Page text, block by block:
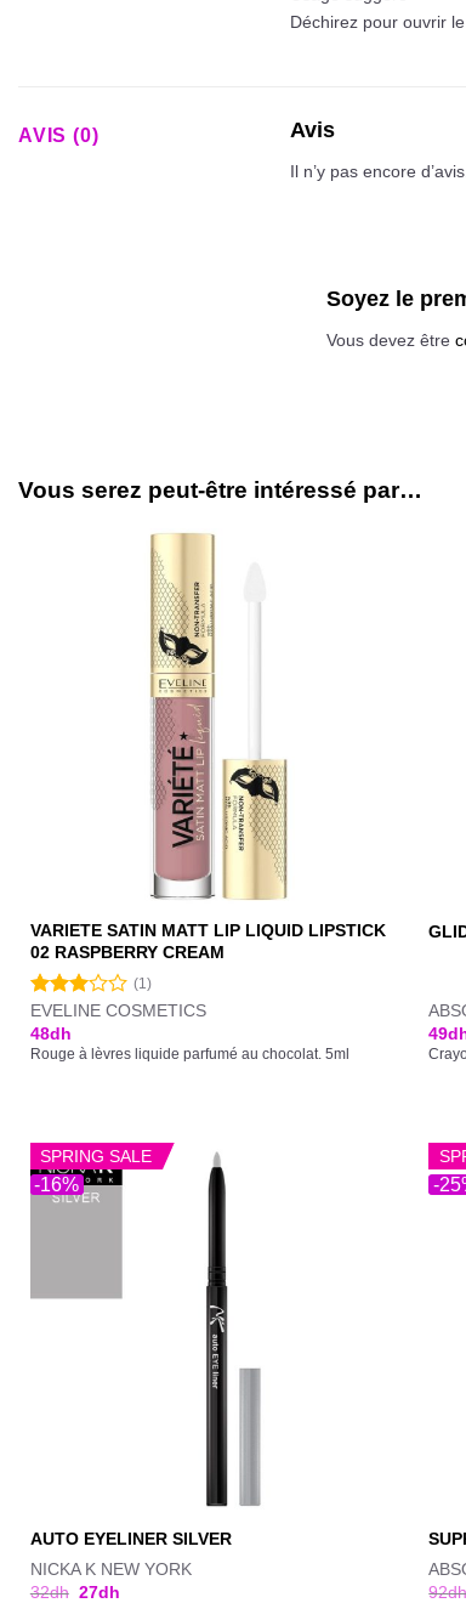
Déchirez pour ouvrir
AVIS (0) Avis
Il n’y pas encore
Soyez le
Vous devez être
Vous serez peut-être intéressé par…
VARIETE SATIN MATT LIP LIQUID LIPSTICK
02 RASPBERRY CREAM
Note
3.00
sur 5
(1)
EVELINE COSMETICS
48dh
Rouge à lèvres liquide parfumé au chocolat. 5ml
49
-16%
SPRING SALE
AUTO EYELINER SILVER
NICKA K NEW YORK
32dh 27dh
-
92